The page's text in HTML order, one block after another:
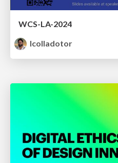
WCS-LA-2024
lcolladotor